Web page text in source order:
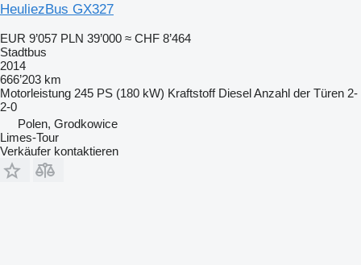
HeuliezBus GX327
EUR 9’057 PLN 39’000 ≈ CHF 8’464
Stadtbus
2014
666’203 km
Motorleistung 245 PS (180 kW) Kraftstoff DieselAnzahl der Türen 2-
2-0
Polen, Grodkowice
Limes-Tour
Verkäufer kontaktieren